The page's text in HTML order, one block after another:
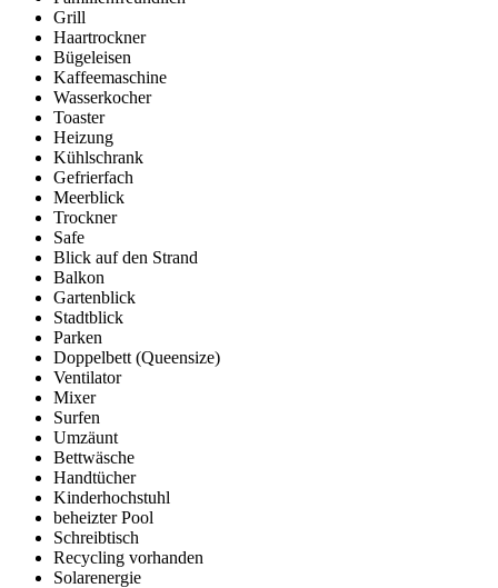
Grill
Haartrockner
Bügeleisen
Kaffeemaschine
Wasserkocher
Toaster
Heizung
Kühlschrank
Gefrierfach
Meerblick
Trockner
Safe
Blick auf den Strand
Balkon
Gartenblick
Stadtblick
Parken
Doppelbett (Queensize)
Ventilator
Mixer
Surfen
Umzäunt
Bettwäsche
Handtücher
Kinderhochstuhl
beheizter Pool
Schreibtisch
Recycling vorhanden
Solarenergie